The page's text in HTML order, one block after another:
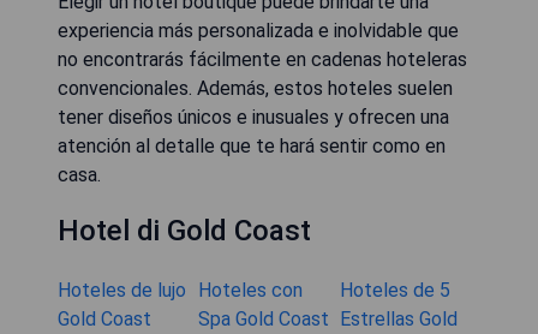
experiencia más personalizada e inolvidable que
no encontrarás fácilmente en cadenas hoteleras
convencionales. Además, estos hoteles suelen
tener diseños únicos e inusuales y ofrecen una
atención al detalle que te hará sentir como en
casa.
Hotel di Gold Coast
Hoteles de lujo
Gold Coast
Hoteles con
Spa Gold Coast
Hoteles de 5
Estrellas Gold